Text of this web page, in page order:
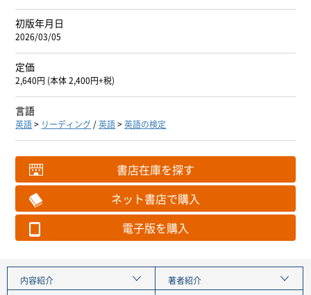
初版年月日
2026/03/05
定価
2,640円 (本体 2,400円+税)
言語
英語> リーディング/英語>英語の検定
書店在庫を探す
ネット書店で購入
電子版を購入
内容紹介
著者紹介